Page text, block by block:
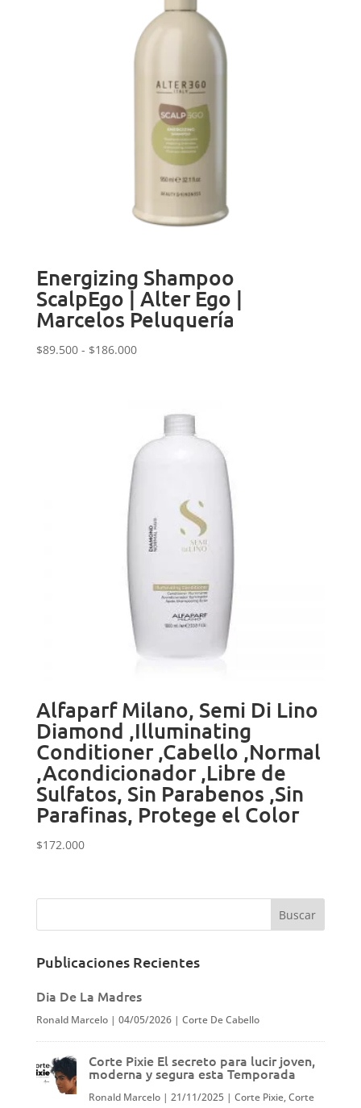
hasta
$164.000
Energizing Shampoo
ScalpEgo | Alter Ego |
Marcelos Peluquería
$89.500 - $186.000Rango
hasta
$186.000
Alfaparf Milano, Semi Di Lino
Diamond ,Illuminating
Conditioner ,Cabello ,Normal
,Acondicionador ,Libre de
Sulfatos, Sin Parabenos ,Sin
Parafinas, Protege el Color
$172.000
Publicaciones Recientes
Dia De La Madres
Ronald Marcelo| 04/05/2026| Corte De Cabello
Corte Pixie El secreto para lucir joven,
moderna y segura esta Temporada
Ronald Marcelo| 21/11/2025| Corte Pixie,Corte